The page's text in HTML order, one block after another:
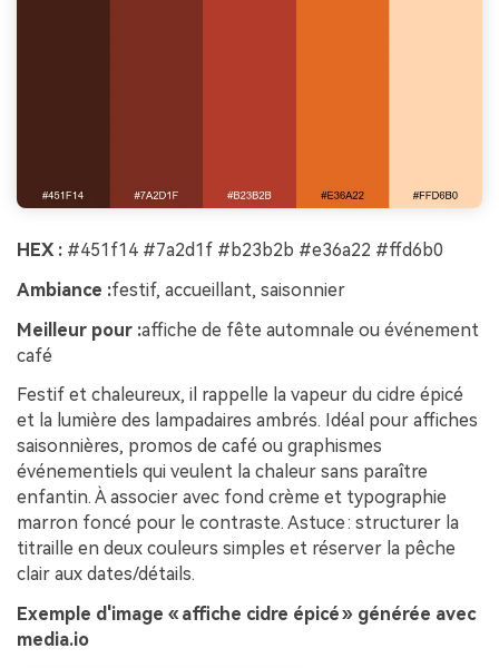
HEX : #451f14 #7a2d1f #b23b2b #e36a22 #ffd6b0
Ambiance :festif, accueillant, saisonnier
Meilleur pour :affiche de fête automnale ou événement
café
Festif et chaleureux, il rappelle la vapeur du cidre épicé
et la lumière des lampadaires ambrés. Idéal pour affiches
saisonnières, promos de café ou graphismes
événementiels qui veulent la chaleur sans paraître
enfantin. À associer avec fond crème et typographie
marron foncé pour le contraste. Astuce : structurer la
titraille en deux couleurs simples et réserver la pêche
clair aux dates/détails.
Exemple d'image « affiche cidre épicé » générée avec
media.io